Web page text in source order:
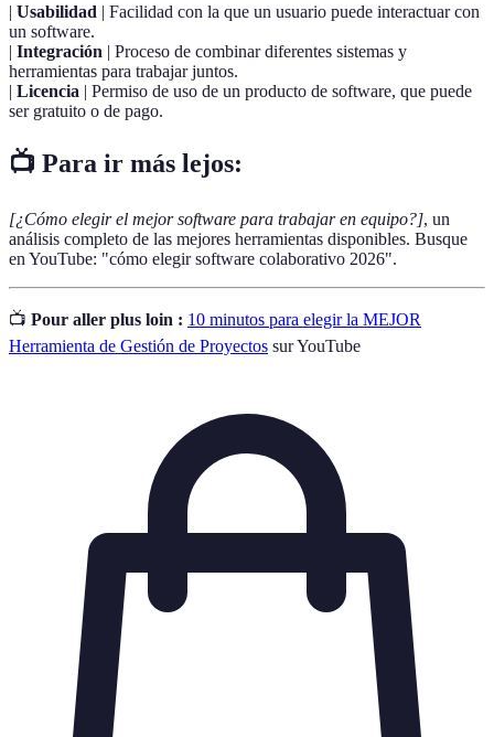
| Usabilidad | Facilidad con la que un usuario puede interactuar con
un software.
| Integración | Proceso de combinar diferentes sistemas y
herramientas para trabajar juntos.
| Licencia | Permiso de uso de un producto de software, que puede
ser gratuito o de pago.
📺 Para ir más lejos:
[¿Cómo elegir el mejor software para trabajar en equipo?], un
análisis completo de las mejores herramientas disponibles. Busque
en YouTube: "cómo elegir software colaborativo 2026".
📺 Pour aller plus loin : 10 minutos para elegir la MEJOR
Herramienta de Gestión de Proyectos sur YouTube